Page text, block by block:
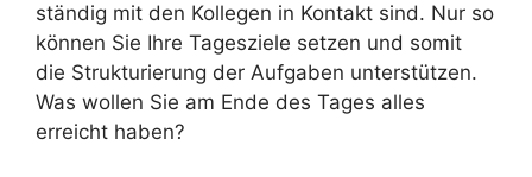
ständig mit den Kollegen in Kontakt sind. Nur so
können Sie Ihre Tagesziele setzen und somit
die Strukturierung der Aufgaben unterstützen.
Was wollen Sie am Ende des Tages alles
erreicht haben?